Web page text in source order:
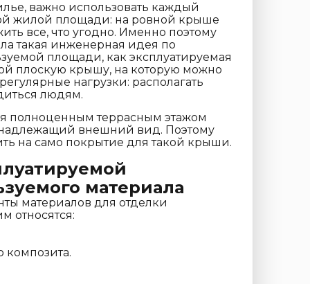
важно использовать каждый
жилой площади: на ровной крыше
все, что угодно. Именно поэтому
такая инженерная идея по
площади, как эксплуатируемая
плоскую крышу, на которую можно
нагрузки: располагать
людям.
полноценным террасным этажом
внешний вид. Поэтому
на само покрытие для такой крыши.
материала
материалов для отделки
относятся:
композита.